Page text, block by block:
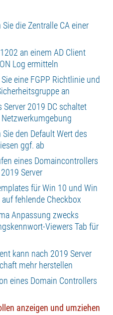
die Zentralle CA einer
an einem AD Client
Log ermitteln
eine FGPP Richtlinie und
an
2019 DC schaltet
den Default Wert des
ggf. ab
eines Domaincontrollers
Server
für Win 10 und Win
fehlende Checkbox
Anpassung zwecks
Viewers Tab für
kann nach 2019 Server
mehr herstellen
eines Domain Controllers
anzeigen und umziehen